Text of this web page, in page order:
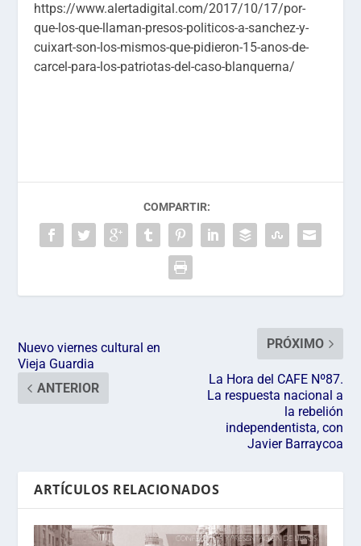
https://www.alertadigital.com/2017/10/17/por-
que-los-que-llaman-presos-politicos-a-sanchez-y-
cuixart-son-los-mismos-que-pidieron-15-anos-de-
carcel-para-los-patriotas-del-caso-blanquerna/
COMPARTIR:
Nuevo viernes cultural en
Vieja Guardia
ANTERIOR
PRÓXIMO
La Hora del CAFE Nº87.
La respuesta nacional a
la rebelión
independentista, con
Javier Barraycoa
ARTÍCULOS RELACIONADOS